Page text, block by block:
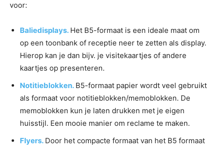
voor:
Baliedisplays. Het B5-formaat is een ideale maat om
op een toonbank of receptie neer te zetten als display.
Hierop kan je dan bijv. je visitekaartjes of andere
kaartjes op presenteren.
Notitieblokken. B5-formaat papier wordt veel gebruikt
als formaat voor notitieblokken/memoblokken. De
memoblokken kun je laten drukken met je eigen
huisstijl. Een mooie manier om reclame te maken.
Flyers. Door het compacte formaat van het B5 formaat